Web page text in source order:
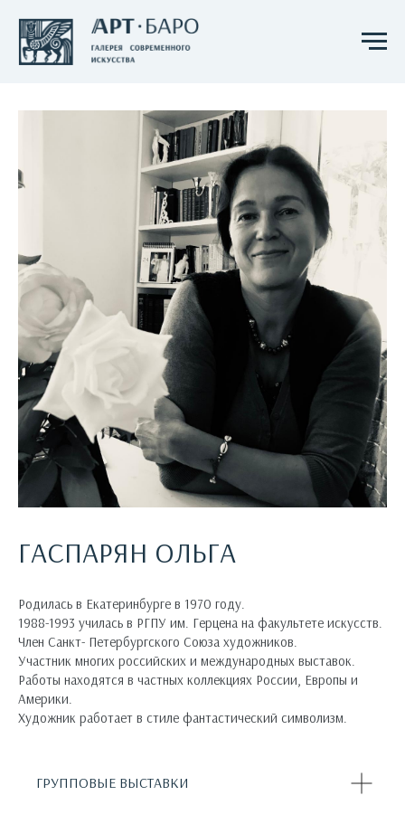
ГАСПАРЯН ОЛЬГА
Родилась в Екатеринбурге в 1970 году.
1988-1993 училась в РГПУ им. Герцена на факультете искусств.
Член Санкт- Петербургского Союза художников.
Участник многих российских и международных выставок.
Работы находятся в частных коллекциях России, Европы и
Америки.
Художник работает в стиле фантастический символизм.
ГРУППОВЫЕ ВЫСТАВКИ